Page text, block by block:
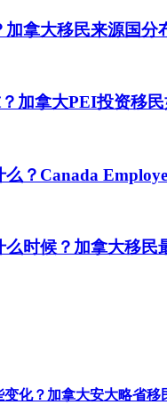
拿大移民来源国分
加拿大PEI投资移民
？Canada
时候？加拿大移民
化？加拿大安大略省移